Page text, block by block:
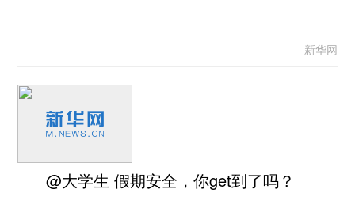
新华网
@大学生 假期安全，你get到了吗？